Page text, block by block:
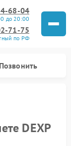
68-04
до 20:00
71-75
по РФ
Позвонить
DEXP